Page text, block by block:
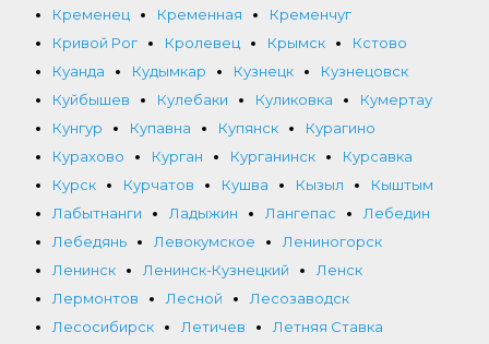
Кременец
Кременная
Кременчуг
Кривой Рог
Кролевец Крымск
Кстово
Куанда
Кудымкар Кузнецк
Кузнецовск
Куйбышев
Кулебаки Куликовка
Кумертау
Кунгур
Купавна Купянск
Курагино
Курахово
Курган Курганинск
Курсавка
Курск
Курчатов Кушва Кызыл
Кыштым
Лабытнанги
Ладыжин Лангепас
Лебедин
Лебедянь
Левокумское
Лениногорск
Ленинск
Ленинск-Кузнецкий
Ленск
Лермонтов
Лесной
Лесозаводск
Лесосибирск
Летичев
Летняя Ставка